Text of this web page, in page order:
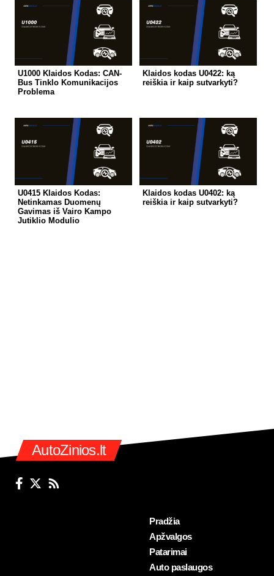
U1000 Klaidos Kodas: CAN-
Bus Tinklo Komunikacijos
Problema
Klaidos kodas U0422: ką
reiškia ir kaip sutvarkyti?
U0415 Klaidos Kodas:
Netinkamas Duomenų
Gavimas iš Vairo Kampo
Jutiklio Modulio
Klaidos kodas U0402: ką
reiškia ir kaip sutvarkyti?
AutoZinios.lt
Pradžia
Apžvalgos
Patarimai
Auto paslaugos